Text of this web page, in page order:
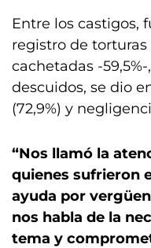
Entre los castigos,
registro de torturas
cachetadas -
descuidos, se dio
(72,9%) y
“Nos llamó la
quienes sufrieron
ayuda por
nos habla de la
tema y